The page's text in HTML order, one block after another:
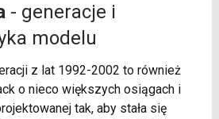
- generacje i
modelu
z lat 1992-2002 to również
o nieco większych osiągach i
tak, aby stała się